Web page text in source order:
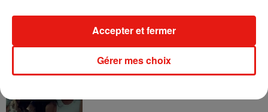
Benny Blanco invite Selena Gomez et
Gérer mes choix
Accepter et fermer